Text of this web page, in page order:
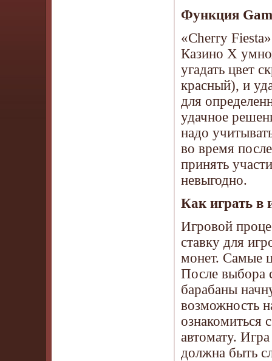
Функция
«Cherry
Казино Х
угадать цвет
красный), и
для
удачное
надо
во время
принять
невыгодно.
Как играть в
Игровой
ставку для
монет. Самые
После выбора
барабаны
возможность
ознакомиться
автомату.
должна быть